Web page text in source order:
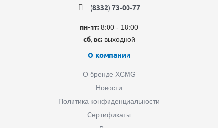
(8332) 73-00-77
пн-пт: 8:00 - 18:00
сб, вс:выходной
О компании
О бренде XCMG
Новости
Политика конфиденциальности
Сертификаты